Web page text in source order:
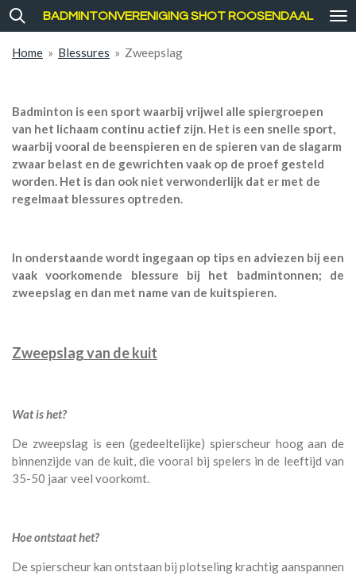
Ga
direct
naar
BADMINTONVERENIGING SHOT ROOSENDAAL
Home » Blessures » Zweepslag
Badminton is een sport waarbij vrijwel alle spiergroepen
van het lichaam continu actief zijn. Het is een snelle sport,
waarbij vooral de beenspieren en de spieren van de slagarm
zwaar belast en de gewrichten vaak op de proef gesteld
worden. Het is dan ook niet verwonderlijk dat er met de
regelmaat blessures optreden.
In onderstaande wordt ingegaan op tips en adviezen bij een
vaak voorkomende blessure bij het badmintonnen; de
zweepslag en dan met name van de kuitspieren.
Zweepslag van de kuit
Wat is het?
De zweepslag is een (gedeeltelijke) spierscheur hoog aan de
binnenzijde van de kuit, die vooral bij spelers in de leeftijd van
35-50 jaar veel voorkomt.
Hoe ontstaat het?
De spierscheur kan ontstaan bij plotseling krachtig aanspannen